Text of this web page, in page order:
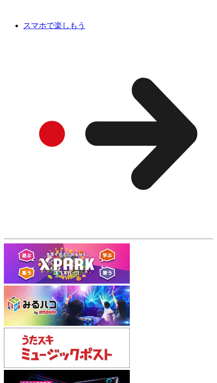
スマホで楽しもう